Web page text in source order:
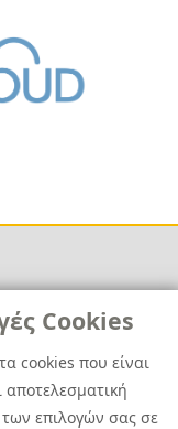
Cookies
cookies που είναι
αποτελεσματική
των επιλογών σας σε